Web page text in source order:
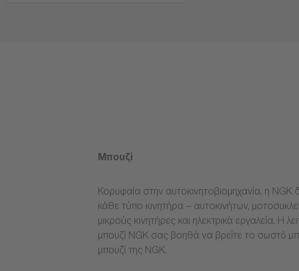
Μπουζί
Κορυφαία στην αυτοκινητοβιομηχανία, η NGK
κάθε τύπο κινητήρα – αυτοκινήτων,
μικρούς κινητήρες και ηλεκτρικά εργαλεία. Η
μπουζί NGK σας βοηθά να βρείτε το σωστό
μπουζί της NGK.